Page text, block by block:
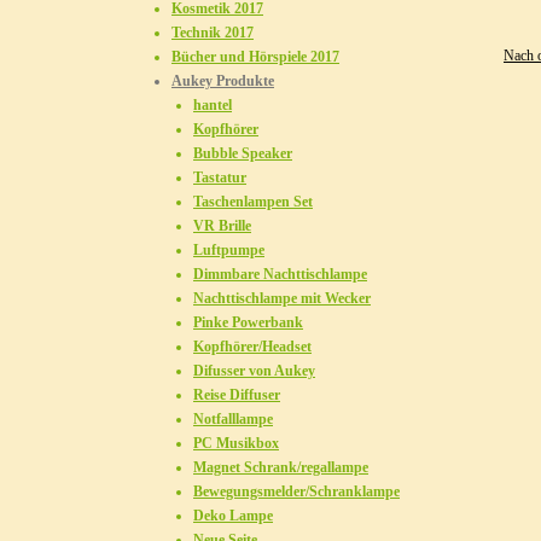
Nach
Kosmetik 2017
Technik 2017
Bücher und Hörspiele 2017
Aukey Produkte
hantel
Kopfhörer
Bubble Speaker
Tastatur
Taschenlampen Set
VR Brille
Luftpumpe
Dimmbare Nachttischlampe
Nachttischlampe mit Wecker
Pinke Powerbank
Kopfhörer/Headset
Difusser von Aukey
Reise Diffuser
Notfalllampe
PC Musikbox
Magnet Schrank/regallampe
Bewegungsmelder/Schranklampe
Deko Lampe